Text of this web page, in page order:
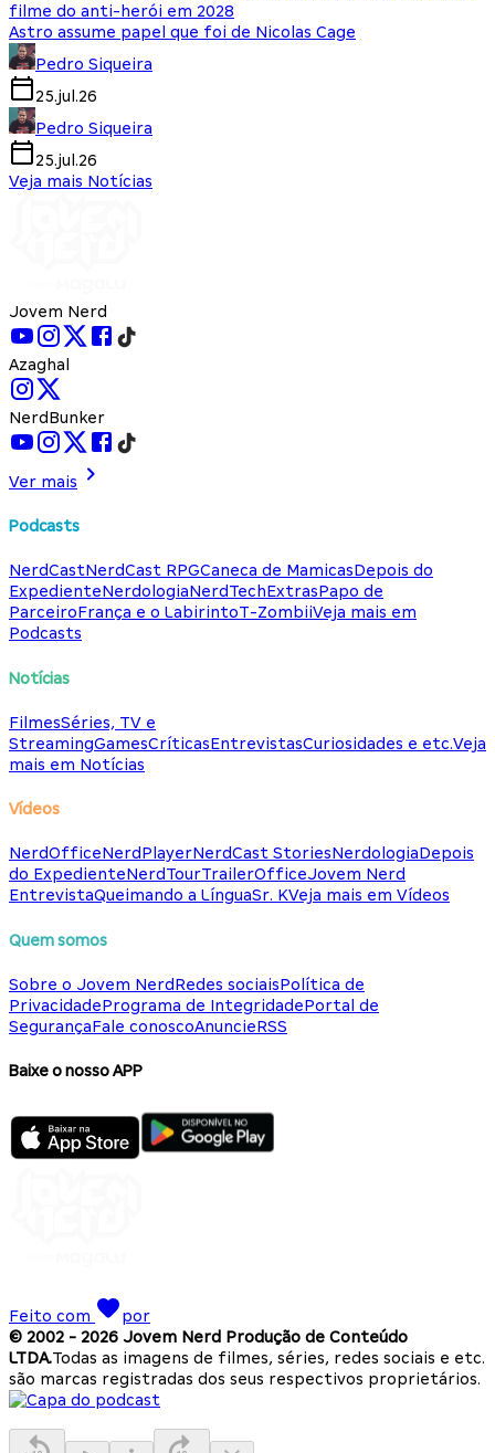
filme do anti-herói em 2028
Astro assume papel que foi de Nicolas Cage
Pedro Siqueira
25.jul.26
Pedro Siqueira
25.jul.26
Veja mais Notícias
Jovem Nerd
Azaghal
NerdBunker
Ver mais
Podcasts
NerdCastNerdCast RPGCaneca de MamicasDepois do
ExpedienteNerdologiaNerdTechExtrasPapo de
ParceiroFrança e o LabirintoT-ZombiiVeja mais em
Podcasts
Notícias
FilmesSéries, TV e
StreamingGamesCríticasEntrevistasCuriosidades e etc.Veja
mais em Notícias
Vídeos
NerdOfficeNerdPlayerNerdCast StoriesNerdologiaDepois
do ExpedienteNerdTourTrailerOfficeJovem Nerd
EntrevistaQueimando a LínguaSr. KVeja mais em Vídeos
Quem somos
Sobre o Jovem NerdRedes sociaisPolítica de
PrivacidadePrograma de IntegridadePortal de
SegurançaFale conoscoAnuncieRSS
Baixe o nosso APP
Feito com
por
© 2002 - 2026 Jovem Nerd Produção de Conteúdo
LTDA.Todas as imagens de filmes, séries, redes sociais e etc.
são marcas registradas dos seus respectivos proprietários.